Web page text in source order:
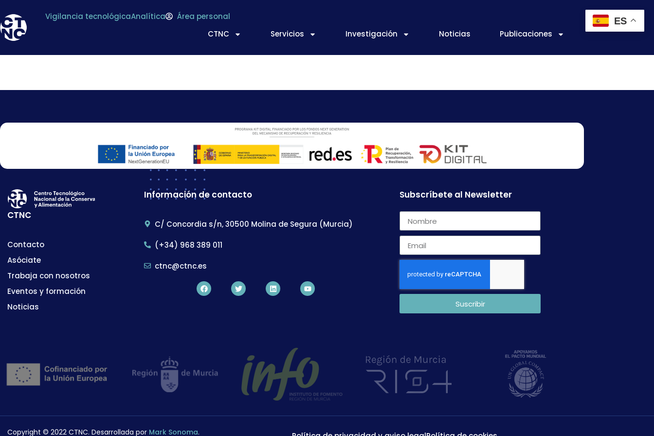
Vigilancia tecnológicaAnalítica
Área personal
CTNC
Servicios Investigación Noticias Publicaciones
CTNC
Contacto
Asóciate
Trabaja con nosotros
Eventos y formación
Noticias
Información de contacto
C/ Concordia s/n, 30500 Molina de Segura (Murcia)
(+34) 968 389 011
ctnc@ctnc.es
Subscríbete al Newsletter
Suscribir
Copyright © 2022 CTNC. Desarrollada por Mark Sonoma.
ES